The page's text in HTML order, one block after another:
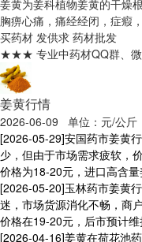
姜黄为姜科植物姜黄的干燥
胸痹心痛，痛经经闭，症瘕
买药材 发供求 药材批发
★★★ 专业中药材QQ群、
姜黄行情
2026-06-09 单位：元/公斤
[2026-05-29]安国药市姜黄
少，但由于市场需求疲软，
价格为18-20元，进口高含量
[2026-05-20]玉林药市姜黄
迷，市场货源消化不畅，商
价格在19-20元，后市预计维
[2026-04-16]姜黄在荷花池